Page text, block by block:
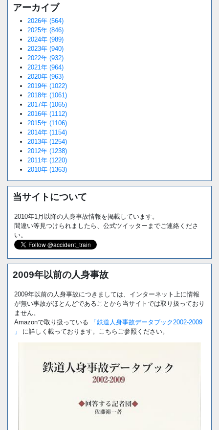
アーカイブ
2026年 (564)
2025年 (846)
2024年 (989)
2023年 (940)
2022年 (932)
2021年 (964)
2020年 (963)
2019年 (1022)
2018年 (1061)
2017年 (1065)
2016年 (1112)
2015年 (1106)
2014年 (1154)
2013年 (1254)
2012年 (1238)
2011年 (1220)
2010年 (1363)
当サイトについて
2010年1月以降の人身事故情報を掲載しています。
間違い等見つけられましたら、公式ツイッターまでご連絡くださ
い。
2009年以前の人身事故
2009年以前の人身事故につきましては、インターネット上に情報
が無い事故がほとんどであることから当サイトでは取り扱っており
ません。
Amazonで取り扱っている
「鉄道人身事故データブック2002-2009
」
に詳しく載っております。こちらご参照ください。